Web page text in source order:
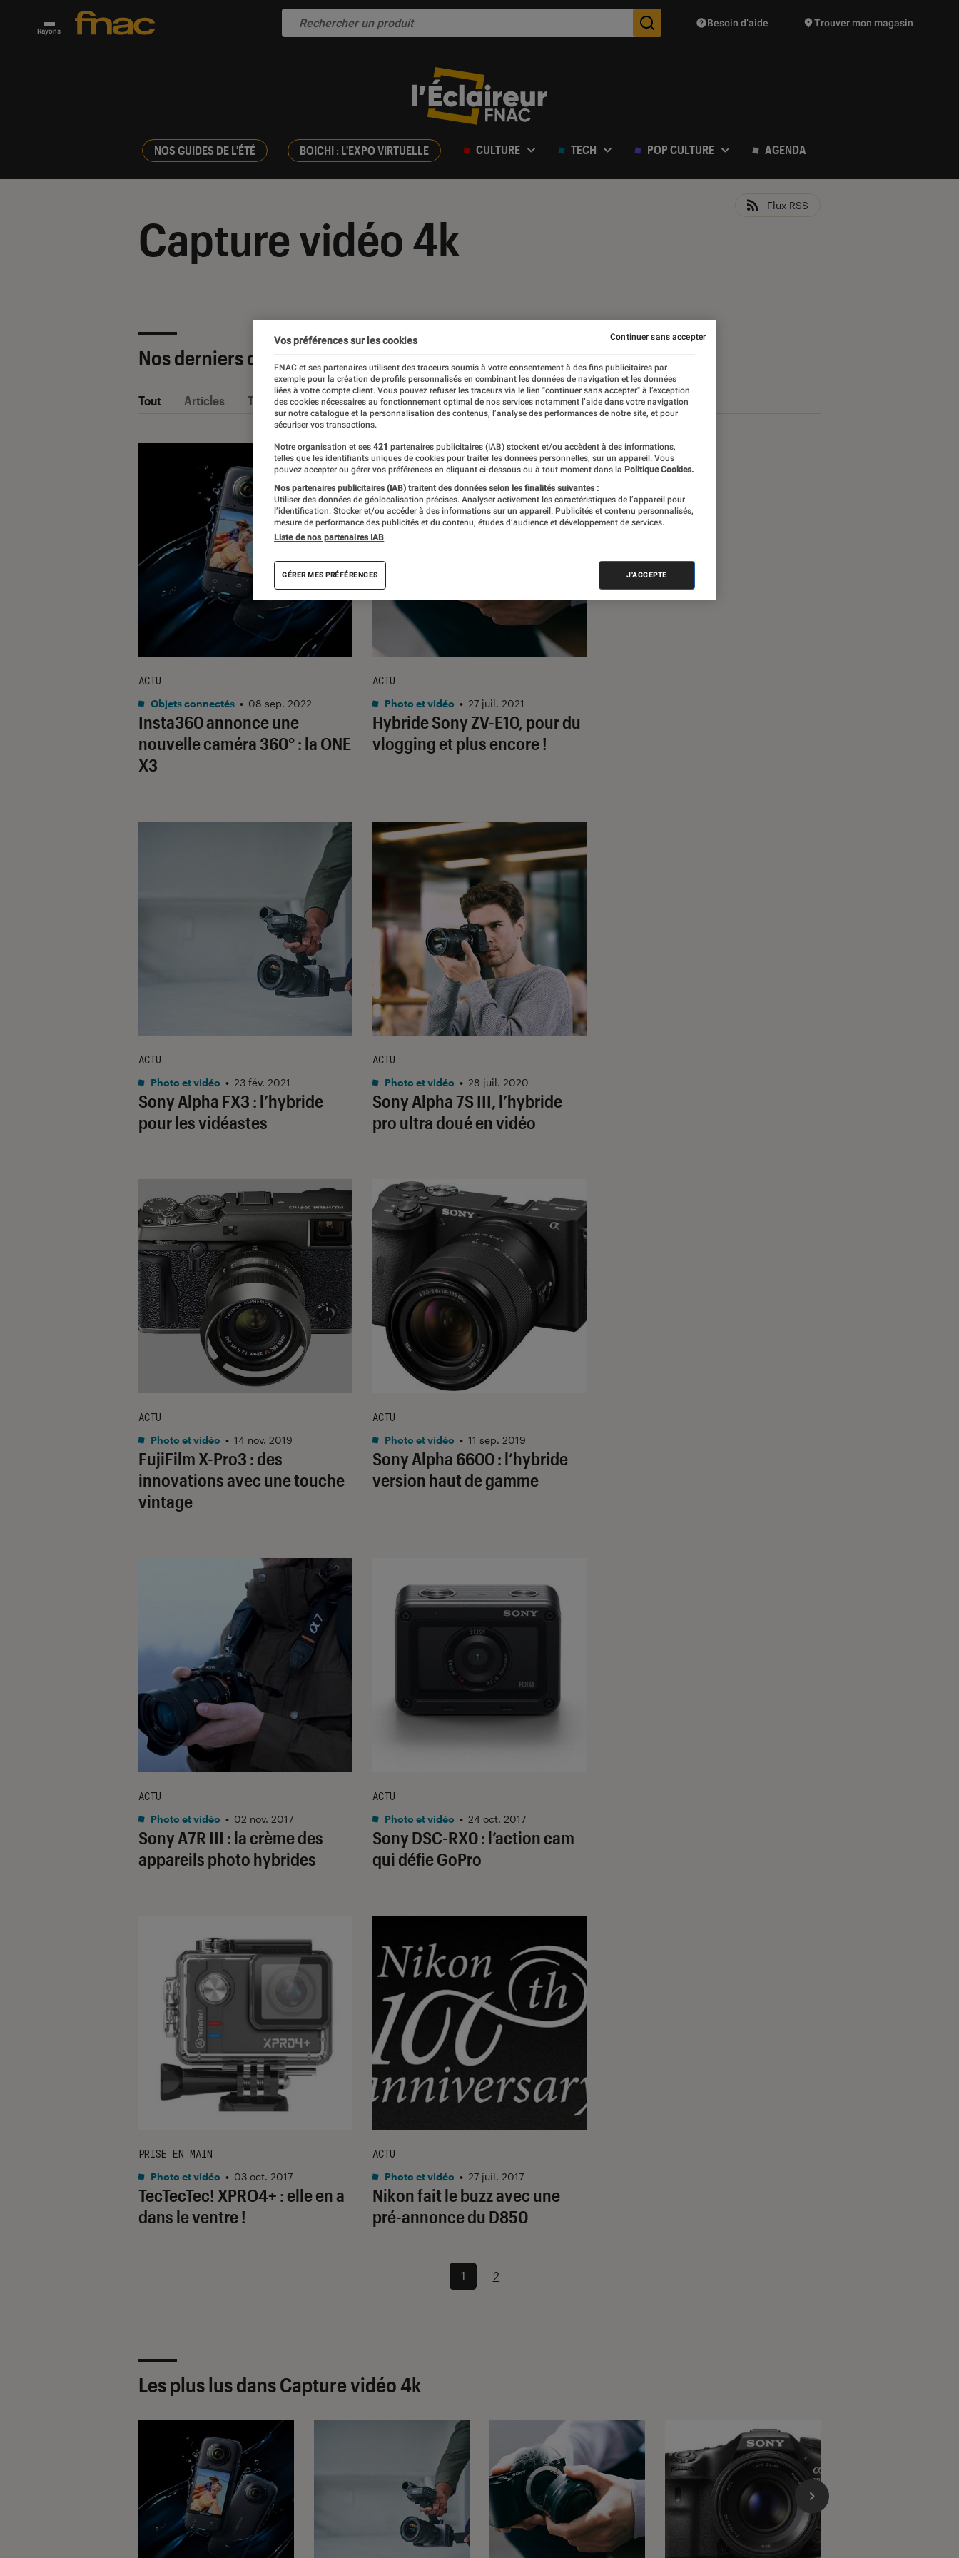
Rayons Des suggestions de produits vont vous être proposées
Besoin d’aide Trouver mon magasin
NOS GUIDES DE L'ÉTÉ BOICHI : L'EXPO VIRTUELLE CULTURE TECH POP CULTURE AGENDA
Capture vidéo 4k
Flux RSS
Nos derniers contenus
Tout Articles Tests
Insta360 annonce une
nouvelle caméra 360° : la ONE
X3
ACTU
Objets connectés • 08 sep. 2022
Hybride Sony ZV-E10, pour du
vlogging et plus encore !
ACTU
Photo et vidéo • 27 juil. 2021
Sony Alpha FX3 : l’hybride
pour les vidéastes
ACTU
Photo et vidéo • 23 fév. 2021
Sony Alpha 7S III, l’hybride
pro ultra doué en vidéo
ACTU
Photo et vidéo • 28 juil. 2020
FujiFilm X-Pro3 : des
innovations avec une touche
vintage
ACTU
Photo et vidéo • 14 nov. 2019
Sony Alpha 6600 : l’hybride
version haut de gamme
ACTU
Photo et vidéo • 11 sep. 2019
Sony A7R III : la crème des
appareils photo hybrides
ACTU
Photo et vidéo • 02 nov. 2017
Sony DSC-RX0 : l’action cam
qui défie GoPro
ACTU
Photo et vidéo • 24 oct. 2017
TecTecTec! XPRO4+ : elle en a
dans le ventre !
PRISE EN MAIN
Photo et vidéo • 03 oct. 2017
Nikon fait le buzz avec une
pré-annonce du D850
ACTU
Photo et vidéo • 27 juil. 2017
1 2
Les plus lus dans Capture vidéo 4k
Vos préférences sur les cookies
FNAC et ses partenaires utilisent des traceurs soumis à votre consentement à des fins publicitaires par
exemple pour la création de profils personnalisés en combinant les données de navigation et les données
liées à votre compte client. Vous pouvez refuser les traceurs via le lien "continuer sans accepter" à l’exception
des cookies nécessaires au fonctionnement optimal de nos services notamment l’aide dans votre navigation
sur notre catalogue et la personnalisation des contenus, l’analyse des performances de notre site, et pour
sécuriser vos transactions.
Notre organisation et ses 421 partenaires publicitaires (IAB) stockent et/ou accèdent à des informations,
telles que les identifiants uniques de cookies pour traiter les données personnelles, sur un appareil. Vous
pouvez accepter ou gérer vos préférences en cliquant ci-dessous ou à tout moment dans la Politique Cookies.
Nos partenaires publicitaires (IAB) traitent des données selon les finalités suivantes :
Utiliser des données de géolocalisation précises. Analyser activement les caractéristiques de l’appareil pour
l’identification. Stocker et/ou accéder à des informations sur un appareil. Publicités et contenu personnalisés,
mesure de performance des publicités et du contenu, études d’audience et développement de services.
Liste de nos partenaires IAB
GÉRER MES PRÉFÉRENCES J'ACCEPTE
Continuer sans accepter